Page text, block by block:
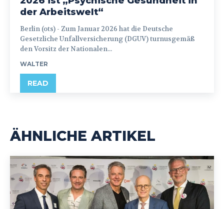
der Arbeitswelt“
Berlin (ots) - Zum Januar 2026 hat die Deutsche
Gesetzliche Unfallversicherung (DGUV) turnusgemäß
den Vorsitz der Nationalen...
WALTER
READ
ÄHNLICHE ARTIKEL